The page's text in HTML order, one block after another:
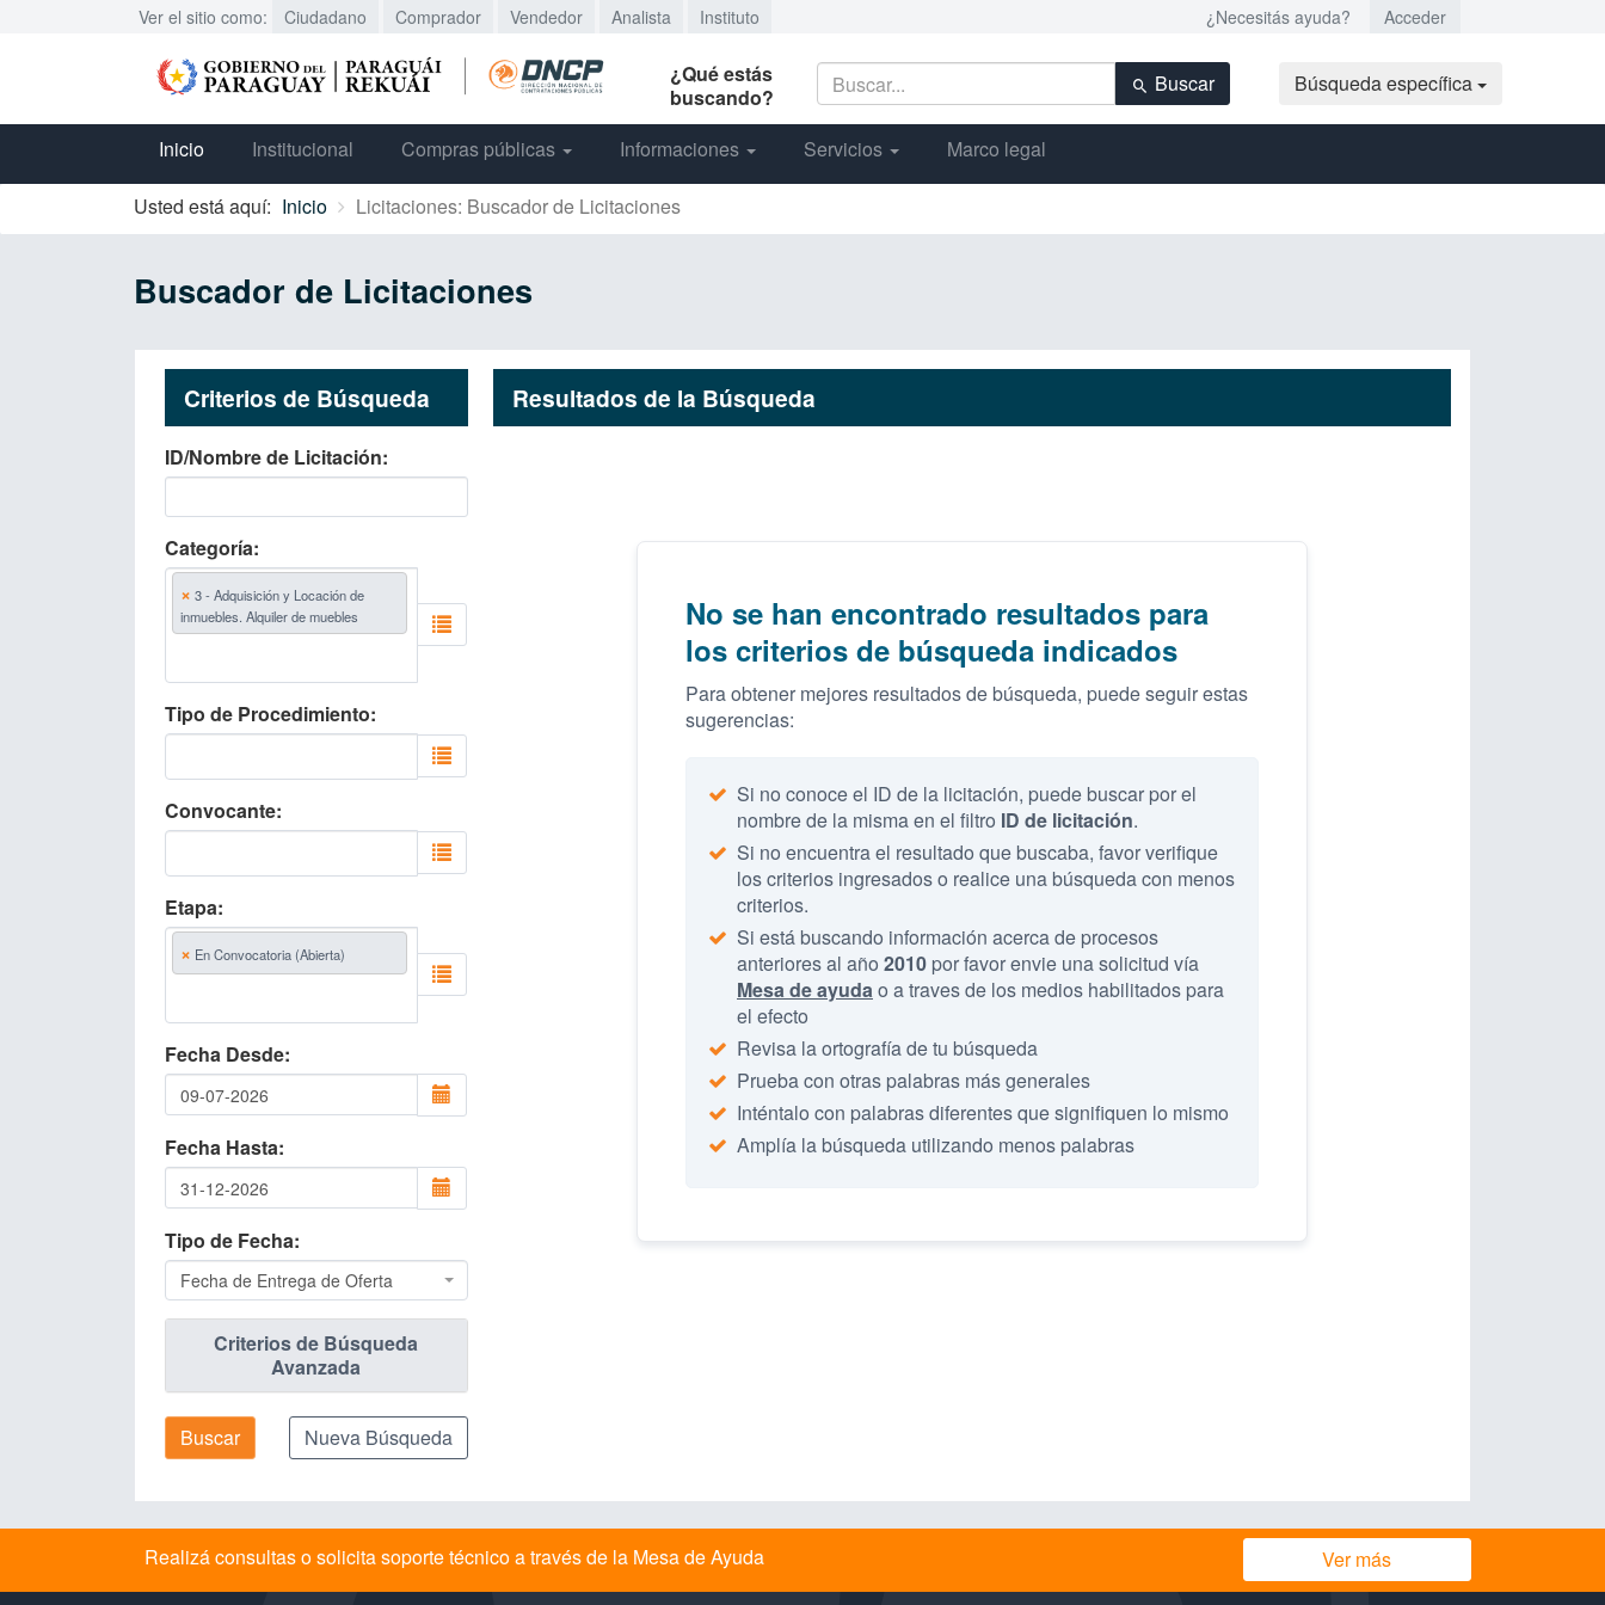
Ver el sitio como: Ciudadano Comprador Vendedor Analista Instituto ¿Necesitás ayuda? Acceder
¿Qué estás
buscando?
Buscar Búsqueda específica
Inicio Institucional Compras públicas Informaciones Servicios Marco legal
Usted está aquí: Inicio Licitaciones: Buscador de Licitaciones
Buscador de Licitaciones
Criterios de Búsqueda
ID/Nombre de Licitación
Categoría
× 3 - Adquisición y Locación de
inmuebles. Alquiler de muebles
Tipo de Procedimiento
Convocante
Etapa
× En Convocatoria (Abierta)
Fecha Desde
Fecha Hasta
Tipo de Fecha
Fecha de Entrega de Oferta
Criterios de Búsqueda
Avanzada
Buscar Nueva Búsqueda
Resultados de la Búsqueda
No se han encontrado resultados para
los criterios de búsqueda indicados
Para obtener mejores resultados de búsqueda, puede seguir estas
sugerencias:
Si no conoce el ID de la licitación, puede buscar por el
nombre de la misma en el filtro ID de licitación.
Si no encuentra el resultado que buscaba, favor verifique
los criterios ingresados o realice una búsqueda con menos
criterios.
Si está buscando información acerca de procesos
anteriores al año 2010 por favor envie una solicitud vía
Mesa de ayudao a traves de los medios habilitados para
el efecto
Revisa la ortografía de tu búsqueda
Prueba con otras palabras más generales
Inténtalo con palabras diferentes que signifiquen lo mismo
Amplía la búsqueda utilizando menos palabras
Realizá consultas o solicita soporte técnico a través de la Mesa de Ayuda Ver más